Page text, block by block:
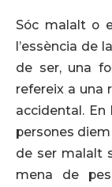
Sóc malalt o
l’essència de
de ser, una
refereix a una
accidental.
persones
de ser malalt
mena de